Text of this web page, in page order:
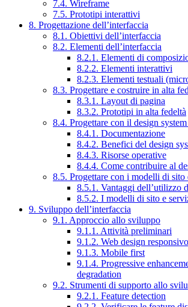
7.4. Wireframe
7.5. Prototipi interattivi
8. Progettazione dell’interfaccia
8.1. Obiettivi dell’interfaccia
8.2. Elementi dell’interfaccia
8.2.1. Elementi di
8.2.2. Elementi interattivi
8.2.3. Elementi testuali
8.3. Progettare e costruire in alta
8.3.1. Layout di pagina
8.3.2. Prototipi in alta fedeltà
8.4. Progettare con il design
8.4.1. Documentazione
8.4.2. Benefici del design
8.4.3. Risorse operative
8.4.4. Come contribuire al
8.5. Progettare con i modelli di sito
8.5.1. Vantaggi dell’utilizzo
8.5.2. I modelli di sito e
9. Sviluppo dell’interfaccia
9.1. Approccio allo sviluppo
9.1.1. Attività preliminari
9.1.2. Web design
9.1.3. Mobile first
9.1.4. Progressive
degradation
9.2. Strumenti di supporto allo
9.2.1. Feature detection